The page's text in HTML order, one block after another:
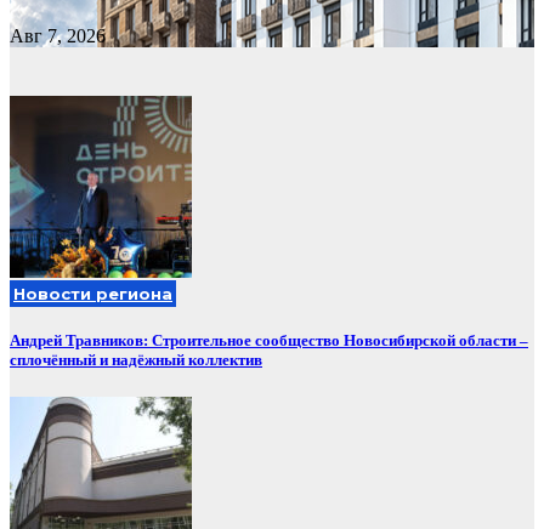
Авг 7, 2026
Новости региона
Андрей Травников: Строительное сообщество Новосибирской области –
сплочённый и надёжный коллектив